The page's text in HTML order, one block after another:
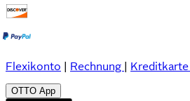
Flexikonto Rechnung Kreditkarte
OTTO App